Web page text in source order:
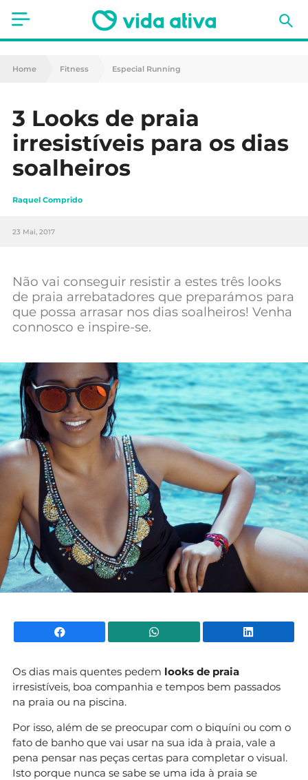
Saúde
Nutrição
Receitas
Fitness
Mães e Bebés
Home Fitness Especial Running
3 Looks de praia
irresistíveis para os dias
soalheiros
Raquel Comprido
23 Mai, 2017
Não vai conseguir resistir a estes três looks
de praia arrebatadores que preparámos para
que possa arrasar nos dias soalheiros! Venha
connosco e inspire-se.
Facebook WhatsApp
Os dias mais quentes pedem looks de praia
irresistíveis, boa companhia e tempos bem passados
na praia ou na piscina.
Por isso, além de se preocupar com o biquíni ou com o
fato de banho que vai usar na sua ida à praia, vale a
pena pensar nas peças certas para completar o visual.
Isto porque nunca se sabe se uma ida à praia se